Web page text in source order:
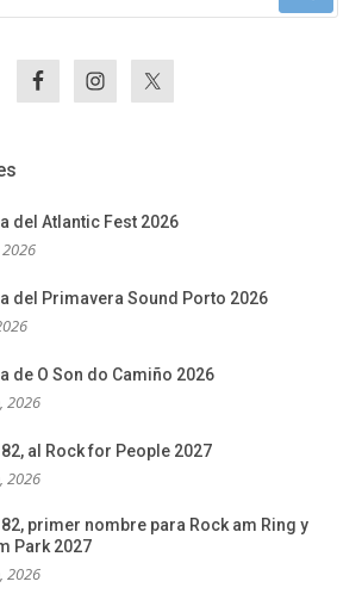
del Atlantic Fest 2026
del Primavera Sound Porto 2026
de O Son do Camiño 2026
2026
al Rock for People 2027
2026
primer nombre para Rock am Ring y
Park 2027
2026